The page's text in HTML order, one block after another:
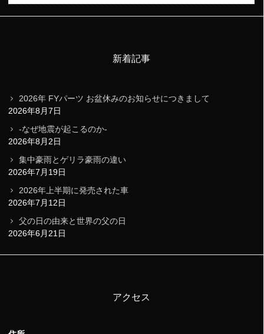
新着記事
2026年 FYパーツ お盆休みのお知らせにつきまして
2026年8月7日
-なぜ地震が起こるのか-
2026年8月2日
集中豪雨とゲリラ豪雨の違い
2026年7月19日
2026年上半期に発売された車
2026年7月12日
父の日の由来と世界の父の日
2026年6月21日
アクセス